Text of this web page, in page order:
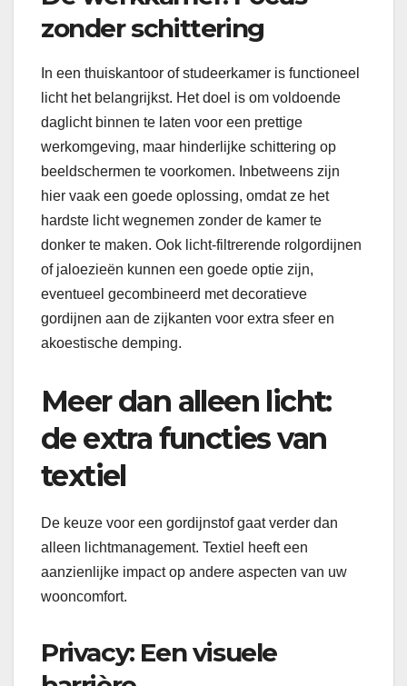
zonder schittering
In een thuiskantoor of studeerkamer is functioneel
licht het belangrijkst. Het doel is om voldoende
daglicht binnen te laten voor een prettige
werkomgeving, maar hinderlijke schittering op
beeldschermen te voorkomen. Inbetweens zijn
hier vaak een goede oplossing, omdat ze het
hardste licht wegnemen zonder de kamer te
donker te maken. Ook licht-filtrerende rolgordijnen
of jaloezieën kunnen een goede optie zijn,
eventueel gecombineerd met decoratieve
gordijnen aan de zijkanten voor extra sfeer en
akoestische demping.
Meer dan alleen licht:
de extra functies van
textiel
De keuze voor een gordijnstof gaat verder dan
alleen lichtmanagement. Textiel heeft een
aanzienlijke impact op andere aspecten van uw
wooncomfort.
Privacy: Een visuele